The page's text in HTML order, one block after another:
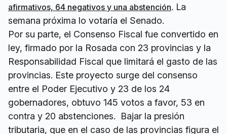
afirmativos, 64 negativos y una abstención. La
semana próxima lo votaría el Senado.
Por su parte, el Consenso Fiscal fue convertido en
ley, firmado por la Rosada con 23 provincias y la
Responsabilidad Fiscal que limitará el gasto de las
provincias. Este proyecto surge del consenso
entre el Poder Ejecutivo y 23 de los 24
gobernadores, obtuvo 145 votos a favor, 53 en
contra y 20 abstenciones. Bajar la presión
tributaria, que en el caso de las provincias figura el